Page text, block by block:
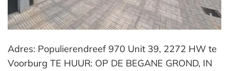
Adres: Populierendreef 970 Unit 39, 2272 HW te
Voorburg TE HUUR: OP DE BEGANE GROND, IN